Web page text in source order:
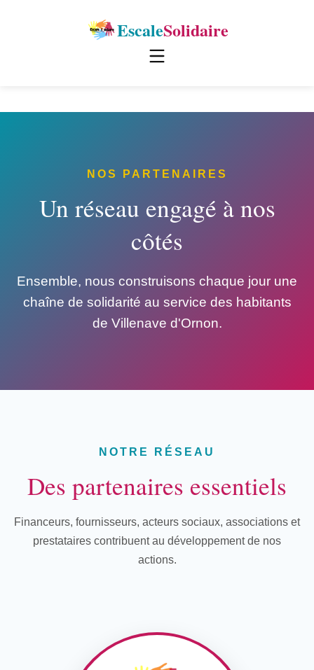
EscaleSolidaire
NOS PARTENAIRES
Un réseau engagé à nos
côtés
Ensemble, nous construisons chaque jour une
chaîne de solidarité au service des habitants
de Villenave d'Ornon.
NOTRE RÉSEAU
Des partenaires essentiels
Financeurs, fournisseurs, acteurs sociaux, associations et
prestataires contribuent au développement de nos
actions.